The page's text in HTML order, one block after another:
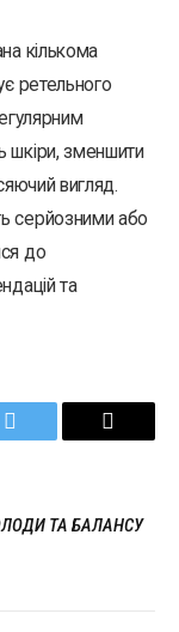
кількома
ретельного
шкіри, зменшити
вигляд.
серйозними або
до
та
Twitter Email
ТА БАЛАНСУ